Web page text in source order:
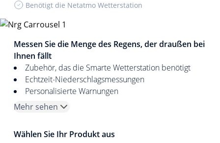
Benötigt die Netatmo Wetterstation
Messen Sie die Menge des Regens, der draußen bei
Ihnen fällt
Zubehör, das die Smarte Wetterstation benötigt
Echtzeit-Niederschlagsmessungen
Personalisierte Warnungen
Mehr sehen
Wählen Sie Ihr Produkt aus